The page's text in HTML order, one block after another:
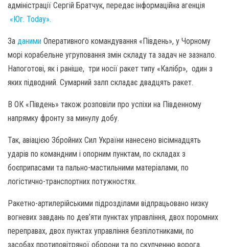
адміністрації Сергій Братчук, передає інформаційна агенція
«Юг. Today».
За даними Оперативного командування «Південь», у Чорному
морі корабельне угруповання змін складу та задач не зазнало.
Напоготові, як і раніше, три носії ракет типу «Калібр», один з
яких підводний. Сумарний залп складає двадцять ракет.
В ОК «Південь» також розповіли про успіхи на Південному
напрямку фронту за минулу добу.
Так, авіацією Збройних Сил України нанесено вісімнадцять
ударів по командним і опорним пунктам, по складах з
боєприпасами та пально-мастильними матеріалами, по
логістично-транспортних потужностях.
Ракетно-артилерійськими підрозділами відпрацьовано низку
вогневих завдань по дев’яти пунктах управління, двох поромних
переправах, двох пунктах управління безпілотниками, по
засобах протиповітряної оборони та по скупченню ворога.